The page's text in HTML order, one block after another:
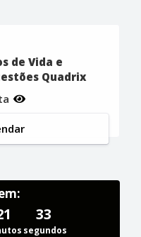
de Vida e
Quadrix
32
segundos